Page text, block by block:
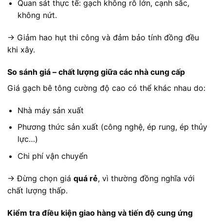
Quan sát thực tế: gạch không rỗ lớn, cạnh sắc,
không nứt.
→ Giảm hao hụt thi công và đảm bảo tính đồng đều
khi xây.
So sánh giá – chất lượng giữa các nhà cung cấp
Giá gạch bê tông cường độ cao có thể khác nhau do:
Nhà máy sản xuất
Phương thức sản xuất (công nghệ, ép rung, ép thủy
lực…)
Chi phí vận chuyển
→ Đừng chọn giá quá rẻ, vì thường đồng nghĩa với
chất lượng thấp.
Kiểm tra điều kiện giao hàng và tiến độ cung ứng